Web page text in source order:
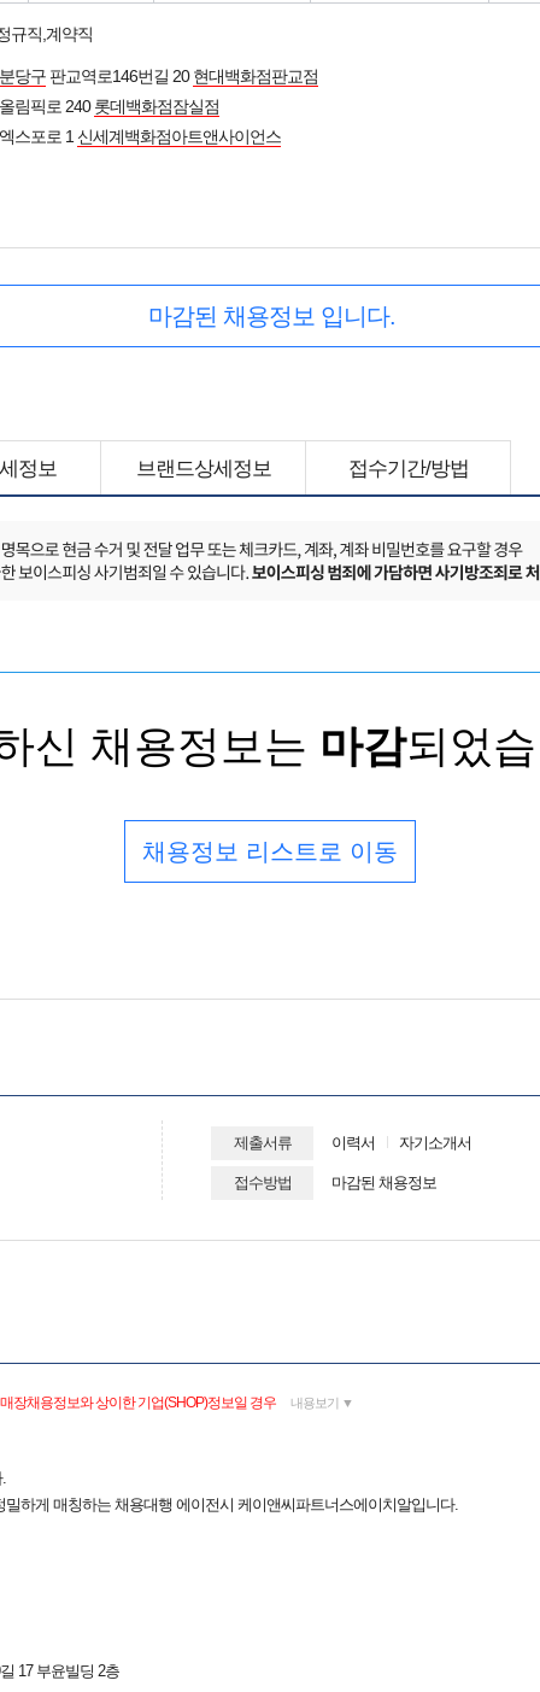
규직,계약직
당구 판교역로146번길 20현대백화점판교점
림픽로 240롯데백화점잠실점
스포로 1 신세계백화점아트앤사이언스
마감된 채용정보 입니다.
정보 브랜드상세정보 접수기간/방법
신 채용정보는 마감되었
채용정보 리스트로 이동
제출서류 이력서 자기소개서
접수방법 마감된 채용정보
장채용정보와 상이한 기업(SHOP)정보일 경우 내용보기 ▼
하게 매칭하는 채용대행 에이전시 케이앤씨파트너스에이치알입니다.
17 부윤빌딩 2층